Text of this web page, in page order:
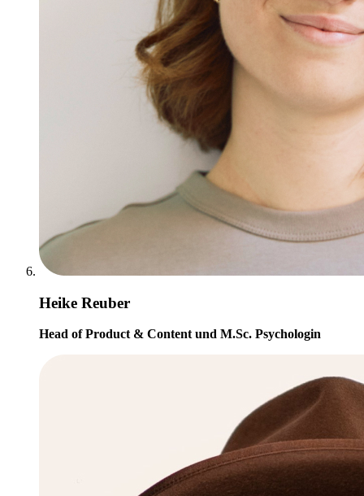
Heike Reuber
Head of Product & Content und M.Sc. Psychologin